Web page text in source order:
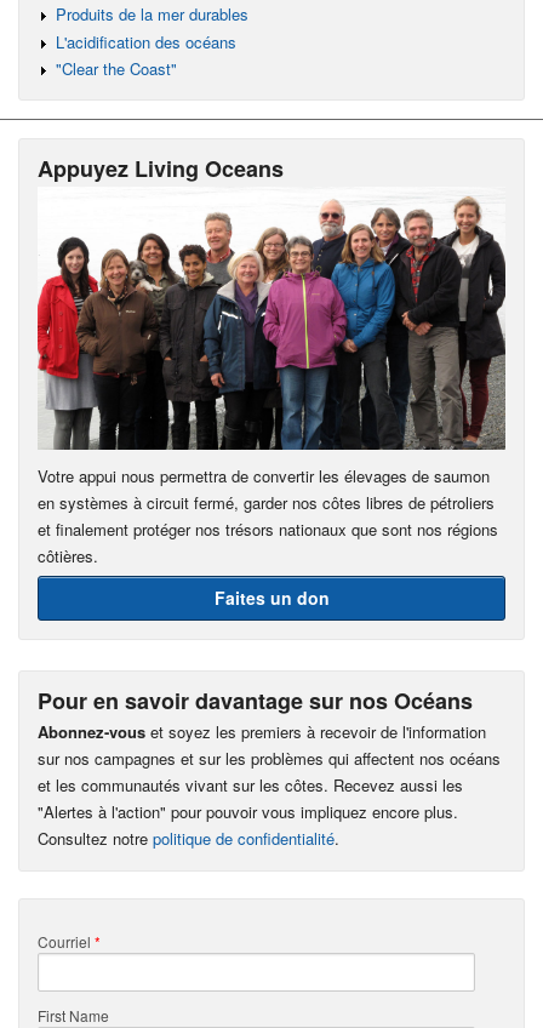
Produits de la mer durables
L'acidification des océans
"Clear the Coast"
Appuyez Living Oceans
Votre appui nous permettra de convertir les élevages de saumon
en systèmes à circuit fermé, garder nos côtes libres de pétroliers
et finalement protéger nos trésors nationaux que sont nos régions
côtières.
Faites un don
Pour en savoir davantage sur nos Océans
Abonnez-vous et soyez les premiers à recevoir de l'information
sur nos campagnes et sur les problèmes qui affectent nos océans
et les communautés vivant sur les côtes. Recevez aussi les
"Alertes à l'action" pour pouvoir vous impliquez encore plus.
Consultez notre politique de confidentialité.
Courriel *
First Name